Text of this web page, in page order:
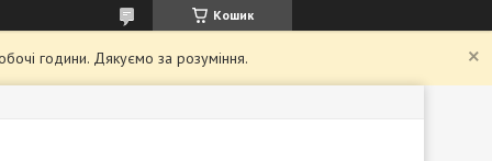
Кошик
години. Дякуємо за розуміння.